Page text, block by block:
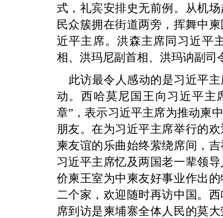
式，礼宾安排史无前例。从机
民众簇拥在街道两旁，挥舞中
近平主席。洪森主席同习近平
相、洪玛尼副首相、洪玛讷副
此访最令人感动的是习近平
动。西哈莫尼国王向习近平主
章”，表示习近平主席为推动柬
朋友。在为习近平主席举行的
柬友谊的乐曲始终萦绕席间，
习近平主席忆及两国老一辈领
价柬王室为中柬友好事业作出
二个家，欢迎随时再访中国。
席到访是柬埔寨全体人民的莫